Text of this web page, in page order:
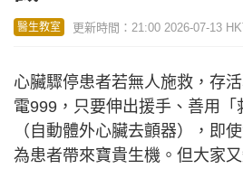
醫生教室 更新時間：21:00 2026-07-13
心臟驟停患者若無人施救，存
電999，只要伸出援手、善用「
（自動體外心臟去顫器），即
為患者帶來寶貴生機。但大家